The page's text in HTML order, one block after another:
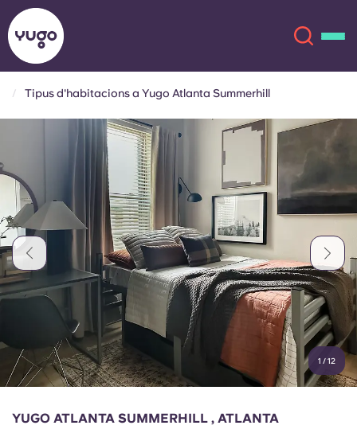
Ubicacions
Més
Compte Llengua
English (GB)
Selecciona un país
Reserva ara
English (GB)
English (US)
Chinese Español
Català Deutsch
Italian French
Portuguese
Tipus d'habitacions a Yugo Atlanta Summerhill
1 /12
YUGO ATLANTA SUMMERHILL , ATLANTA